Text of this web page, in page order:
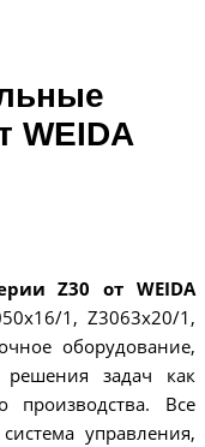
WEIDA
Z30 от WEIDA
1, Z3063x20/1,
оборудование,
решения задач как
производства. Все
управления,